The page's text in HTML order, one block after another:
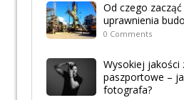
Od czego
uprawnienia
0 Comments
Wysokiej jakości
paszportowe –
fotografa?